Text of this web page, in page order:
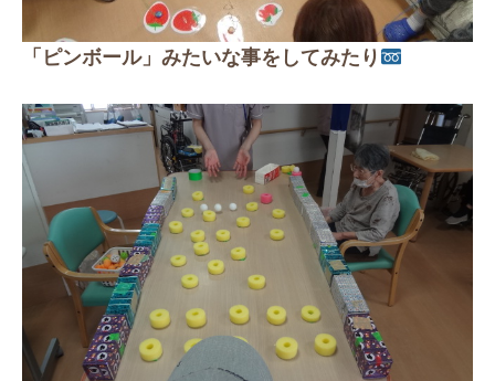
「ピンボール」みたいな事をしてみたり